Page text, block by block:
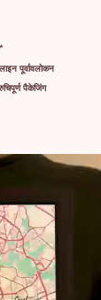
पूर्वावलोकन
पैकेजिंग